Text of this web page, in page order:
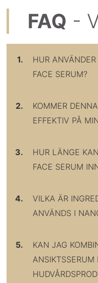
FAQ -
1.
HUR
FACE SERUM?
2.
KOMMER
EFFEKTIV PÅ
3.
HUR LÄNGE
FACE SERUM
4.
VILKA ÄR
ANVÄNDS I
5.
KAN JAG
ANSIKTSSERUM